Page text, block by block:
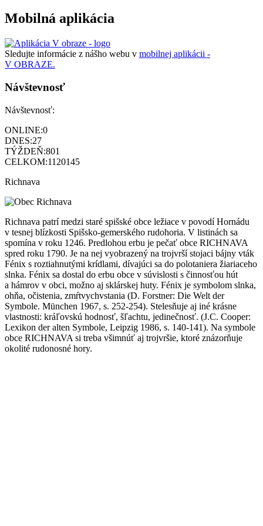
Mobilná aplikácia
Sledujte informácie z nášho webu v mobilnej aplikácii -
V OBRAZE.
Návštevnosť
Návštevnosť:
ONLINE:0
DNES:27
TÝŽDEŇ:801
CELKOM:1120145
Richnava
Richnava patrí medzi staré spišské obce ležiace v povodí Hornádu
v tesnej blízkosti Spišsko-gemerského rudohoria. V listinách sa
spomína v roku 1246. Predlohou erbu je pečať obce RICHNAVA
spred roku 1790. Je na nej vyobrazený na trojvrší stojaci bájny vták
Fénix s roztiahnutými krídlami, dívajúci sa do polotaniera žiariaceho
slnka. Fénix sa dostal do erbu obce v súvislosti s činnosťou hút
a hámrov v obci, možno aj sklárskej huty. Fénix je symbolom slnka,
ohňa, očistenia, zmŕtvychvstania (D. Forstner: Die Welt der
Symbole. München 1967, s. 252-254). Stelesňuje aj iné krásne
vlastnosti: kráľovskú hodnosť, šľachtu, jedinečnosť. (J.C. Cooper:
Lexikon der alten Symbole, Leipzig 1986, s. 140-141). Na symbole
obce RICHNAVA si treba všimnúť aj trojvršie, ktoré znázorňuje
okolité rudonosné hory.